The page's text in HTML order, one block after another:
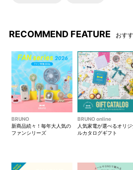
RECOMMEND FEATURE おす
BRUNO
新商品続々！毎年大人気の
ファンシリーズ
BRUNO online
人気家電が選べるオリジ
ルカタログギフト